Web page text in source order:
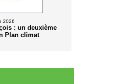
2026
: un deuxième
Plan climat